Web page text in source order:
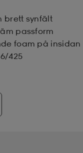
brett synfält
passform
foam på insidan
425